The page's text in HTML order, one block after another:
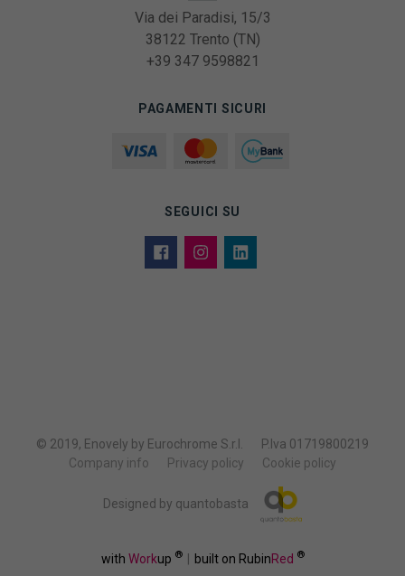
Via dei Paradisi, 15/3
38122 Trento (TN)
+39 347 9598821
PAGAMENTI SICURI
SEGUICI SU
© 2019, Enovely by Eurochrome S.r.l.
P.Iva 01719800219
Company info
Privacy policy Cookie policy
Designed by quantobasta
with Workup ® built on RubinRed ®